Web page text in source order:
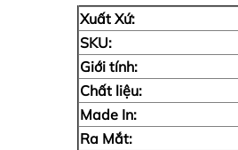
Xuất Xứ:
SKU:
Giới tính:
Chất liệu:
Made In:
Ra Mắt: